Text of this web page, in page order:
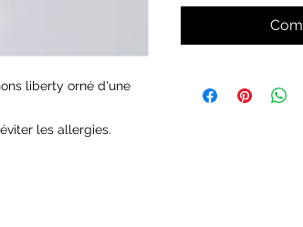
liberty orné d'une
les allergies.